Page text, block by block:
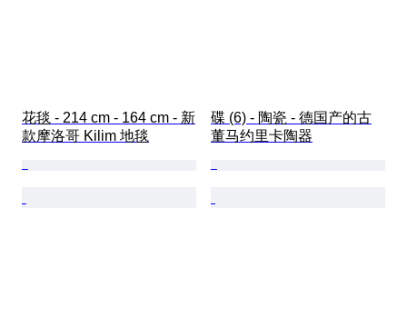
花毯 - 214 cm - 164 cm - 新
款摩洛哥 Kilim 地毯
碟 (6) - 陶瓷 - 德国产的古
董马约里卡陶器